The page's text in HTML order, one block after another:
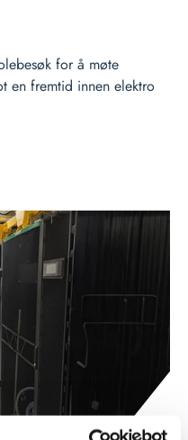
for å møte
en fremtid innen elektro